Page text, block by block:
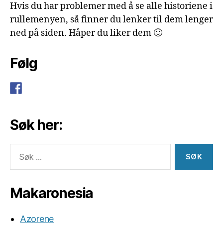
Hvis du har problemer med å se alle historiene i
rullemenyen, så finner du lenker til dem lenger
ned på siden. Håper du liker dem 🙂
Følg
Søk her:
etter:
Makaronesia
Azorene